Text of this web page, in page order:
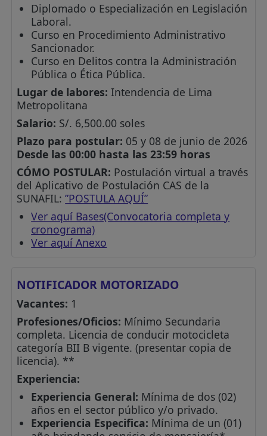
Diplomado o Especialización en Legislación
Laboral.
Curso en Procedimiento Administrativo
Sancionador.
Curso en Delitos contra la Administración
Pública o Ética Pública.
Lugar de labores: Intendencia de Lima
Metropolitana
Salario: S/. 6,500.00 soles
Plazo para postular: 05 y 08 de junio de 2026
Desde las 00:00 hasta las 23:59 horas
CÓMO POSTULAR: Postulación virtual a través
del Aplicativo de Postulación CAS de la
SUNAFIL:”POSTULA AQUÍ”
Ver aquí Bases(Convocatoria completa y
cronograma)
Ver aquí Anexo
NOTIFICADOR MOTORIZADO
Vacantes: 1
Profesiones/Oficios: Mínimo Secundaria
completa. Licencia de conducir motocicleta
categoría BII B vigente. (presentar copia de
licencia). **
Experiencia:
Experiencia General: Mínima de dos (02)
años en el sector público y/o privado.
Experiencia Especifica: Mínima de un (01)